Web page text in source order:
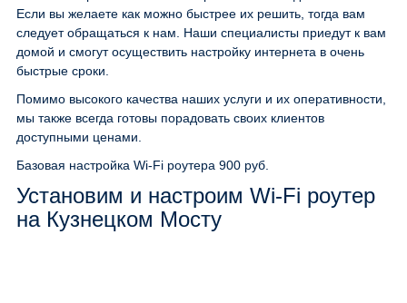
Если вы желаете как можно быстрее их решить, тогда вам
следует обращаться к нам. Наши специалисты приедут к вам
домой и смогут осуществить настройку интернета в очень
быстрые сроки.
Помимо высокого качества наших услуги и их оперативности,
мы также всегда готовы порадовать своих клиентов
доступными ценами.
Базовая настройка Wi-Fi роутера 900 руб.
Установим и настроим Wi-Fi роутер
на Кузнецком Мосту